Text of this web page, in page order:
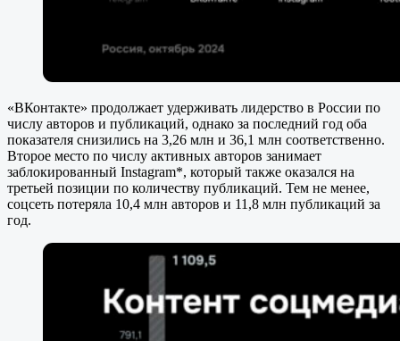
«ВКонтакте» продолжает удерживать лидерство в России по
числу авторов и публикаций, однако за последний год оба
показателя снизились на 3,26 млн и 36,1 млн соответственно.
Второе место по числу активных авторов занимает
заблокированный Instagram*, который также оказался на
третьей позиции по количеству публикаций. Тем не менее,
соцсеть потеряла 10,4 млн авторов и 11,8 млн публикаций за
год.